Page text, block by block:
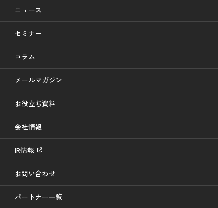
ニュース
セミナー
コラム
メールマガジン
お役立ち資料
会社情報
IR情報
お問い合わせ
パートナー一覧